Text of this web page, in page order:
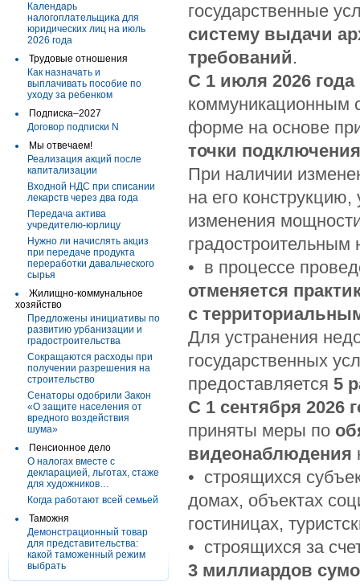
Календарь
налогоплательщика для
юридических лиц на июль
2026 года
Трудовые отношения
Как назначать и
выплачивать пособие по
уходу за ребенком
Подписка–2027
Договор подписки N
Мы отвечаем!
Реализация акций после
капитализации
Входной НДС при списании
лекарств через два года
Передача актива
учредителю-юрлицу
Нужно ли начислять акциз
при передаче продукта
переработки давальческого
сырья
Жилищно-коммунальное
хозяйство
Предложены инициативы по
развитию урбанизации и
градостроительства
Сокращаются расходы при
получении разрешения на
строительство
Сенаторы одобрили Закон
«О защите населения от
вредного воздействия
шума»
Пенсионное дело
О налогах вместе с
декларацией, льготах, стаже
для художников…
Когда работают всей семьей
Таможня
Демонстрационный товар
для представительства:
какой таможенный режим
выбрать
государственные
систему выдачи
требований.
С 1 июля 2026 года
коммуникационным
форме на основе
точки
При наличии
на его
изменения
• в процессе
отменяется
с
Для устранения
государственных
предоставляется 5
С 1 сентября 2026
приняты меры по
видеонаблюдения
• строящихся
домах, объектах
гостиницах,
• строящихся за
3 миллиардов